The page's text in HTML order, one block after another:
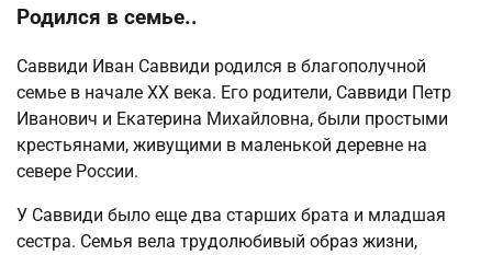
Родился в семье..
Саввиди Иван Саввиди родился в благополучной
семье в начале XX века. Его родители, Саввиди Петр
Иванович и Екатерина Михайловна, были простыми
крестьянами, живущими в маленькой деревне на
севере России.
У Саввиди было еще два старших брата и младшая
сестра. Семья вела трудолюбивый образ жизни,